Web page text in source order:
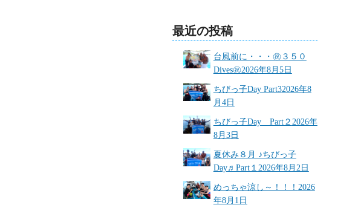
最近の投稿
台風前に・・・㊗３５０
Dives㊗2026年8月5日
ちびっ子Day Part32026年8
月4日
ちびっ子Day Part２ 2026年
8月3日
夏休み８月 ♪ちびっ子
Day♬Part１ 2026年8月2日
めっちゃ涼し～！！！ 2026
年8月1日